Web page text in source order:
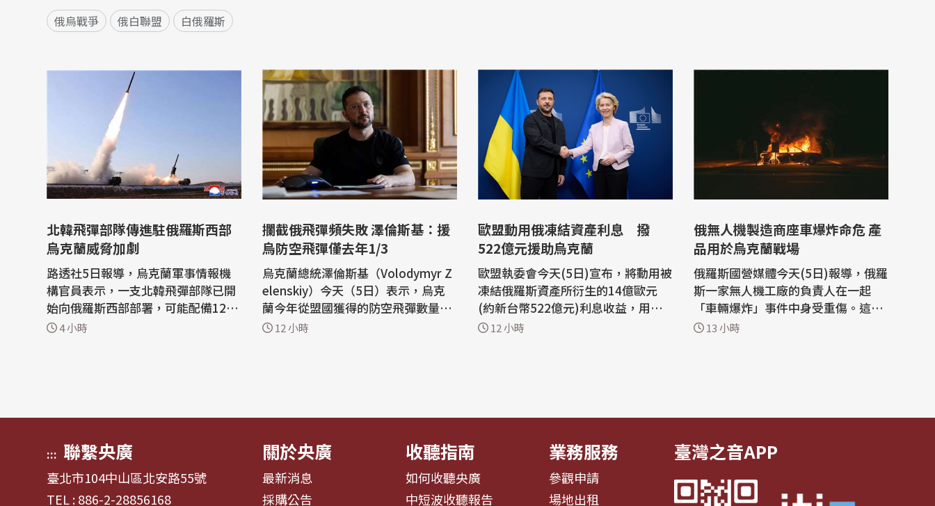
俄烏戰爭 俄白聯盟 白俄羅斯
北韓飛彈部隊傳進駐俄羅斯西部
烏克蘭威脅加劇
路透社5日報導，烏克蘭軍事情報機
構官員表示，一支北韓飛彈部隊已開
始向俄羅斯西部部署，可能配備120
枚彈道飛彈和6套發射裝備要對烏克
4 小時
攔截俄飛彈頻失敗 澤倫斯基：援
烏防空飛彈僅去年1/3
烏克蘭總統澤倫斯基（Volodymyr Z
elenskiy）今天（5日）表示，烏克
蘭今年從盟國獲得的防空飛彈數量，
只有去年的三分之一。基輔正積極尋
12 小時
歐盟動用俄凍結資產利息 撥
522億元援助烏克蘭
歐盟執委會今天(5日)宣布，將動用被
凍結俄羅斯資產所衍生的14億歐元
(約新台幣522億元)利息收益，用於
援助烏克蘭。據統計，自俄羅斯資產
12 小時
俄無人機製造商座車爆炸命危 產
品用於烏克蘭戰場
俄羅斯國營媒體今天(5日)報導，俄羅
斯一家無人機工廠的負責人在一起
「車輛爆炸」事件中身受重傷。這似
乎是數日內第二起針對俄國防務官員
13 小時
::: 聯繫央廣
臺北市104中山區北安路55號
TEL : 886-2-28856168
關於央廣
最新消息
採購公告
收聽指南
如何收聽央廣
中短波收聽報告
業務服務
參觀申請
場地出租
臺灣之音APP